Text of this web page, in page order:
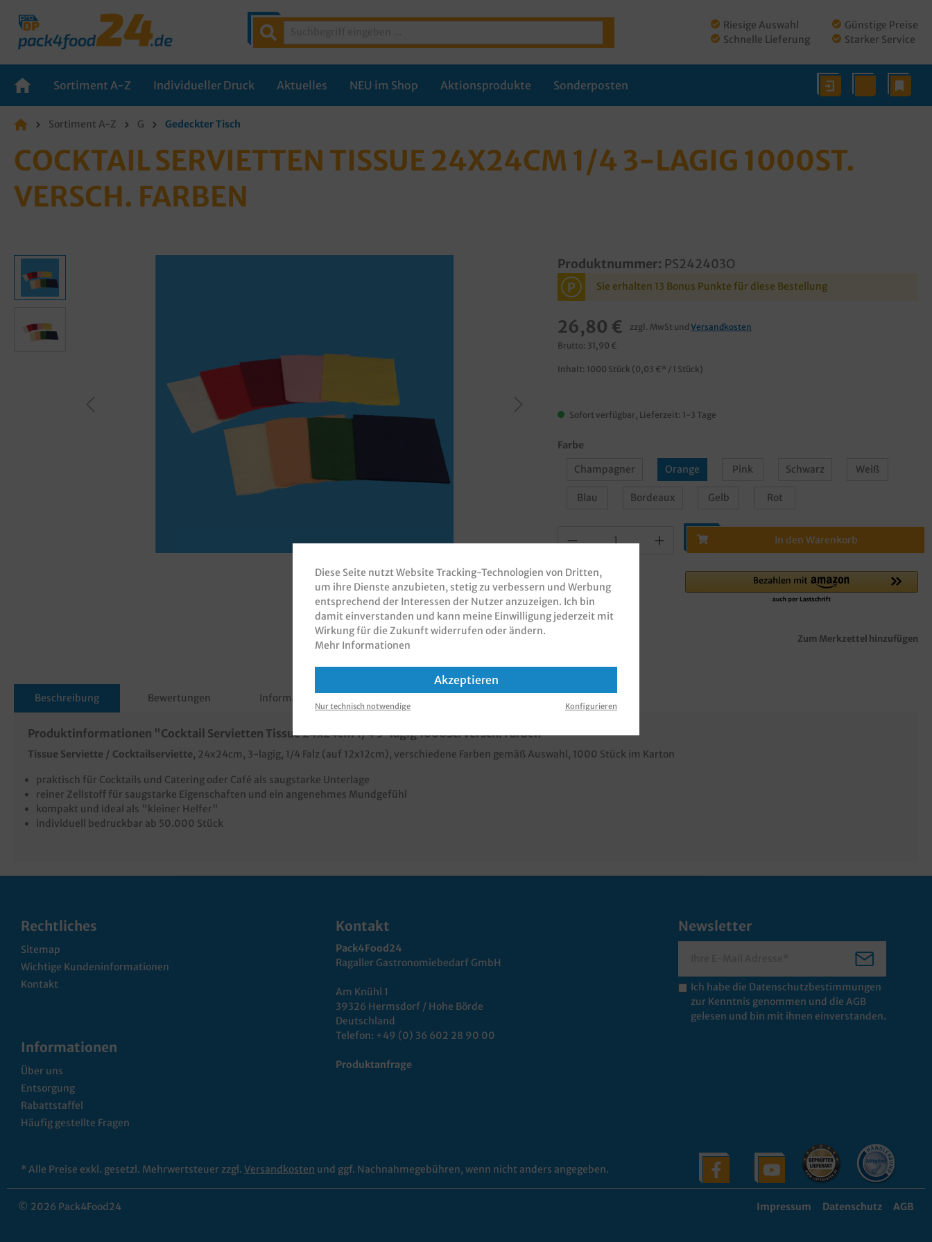
Riesige Auswahl
Schnelle Lieferung
Günstige Preise
Starker Service
Sortiment A-Z Individueller Druck Aktuelles NEU im Shop Aktionsprodukte Sonderposten
Sortiment A-Z G Gedeckter Tisch
COCKTAIL SERVIETTEN TISSUE 24X24CM 1/4 3-LAGIG 1000ST.
VERSCH. FARBEN
Produktnummer: PS242403O
P Sie erhalten 13 Bonus Punkte für diese Bestellung
26,80 € zzgl. MwSt und Versandkosten
Brutto: 31,90 €
Inhalt: 1000 Stück (0,03 €* / 1 Stück)
Sofort verfügbar, Lieferzeit: 1-3 Tage
Farbe
Champagner
Orange Pink Schwarz Weiß
Blau Bordeaux Gelb Rot
In den Warenkorb
Zum Merkzettel hinzufügen
Beschreibung Bewertungen Informationen zur Produktsicherheit
Produktinformationen "Cocktail Servietten Tissue 24x24cm 1/4 3-lagig 1000St. versch. Farben"
Tissue Serviette / Cocktailserviette , 24x24cm, 3-lagig, 1/4 Falz (auf 12x12cm), verschiedene Farben gemäß Auswahl, 1000 Stück im Karton
praktisch für Cocktails und Catering oder Café als saugstarke Unterlage
reiner Zellstoff für saugstarke Eigenschaften und ein angenehmes Mundgefühl
kompakt und ideal als "kleiner Helfer"
individuell bedruckbar ab 50.000 Stück
Rechtliches
Sitemap
Wichtige Kundeninformationen
Kontakt
Informationen
Über uns
Entsorgung
Rabattstaffel
Häufig gestellte Fragen
Kontakt
Pack4Food24
Ragaller Gastronomiebedarf GmbH
Am Knühl 1
39326 Hermsdorf / Hohe Börde
Deutschland
Telefon: +49 (0) 36 602 28 90 00
Produktanfrage
Newsletter
Ich habe die Datenschutzbestimmungen
zur Kenntnis genommen und die AGB
gelesen und bin mit ihnen einverstanden.
* Alle Preise exkl. gesetzl. Mehrwertsteuer zzgl. Versandkosten und ggf. Nachnahmegebühren, wenn nicht anders angegeben.
© 2026 Pack4Food24 Impressum Datenschutz AGB
Diese Seite nutzt Website Tracking-Technologien von Dritten,
um ihre Dienste anzubieten, stetig zu verbessern und Werbung
entsprechend der Interessen der Nutzer anzuzeigen. Ich bin
damit einverstanden und kann meine Einwilligung jederzeit mit
Wirkung für die Zukunft widerrufen oder ändern.
Mehr Informationen
Akzeptieren
Nur technisch notwendige Konfigurieren